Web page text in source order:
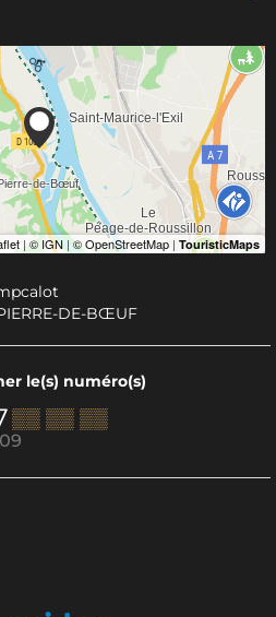
DE-BŒUF
le(s) numéro(s)
▒▒ ▒▒ ▒▒